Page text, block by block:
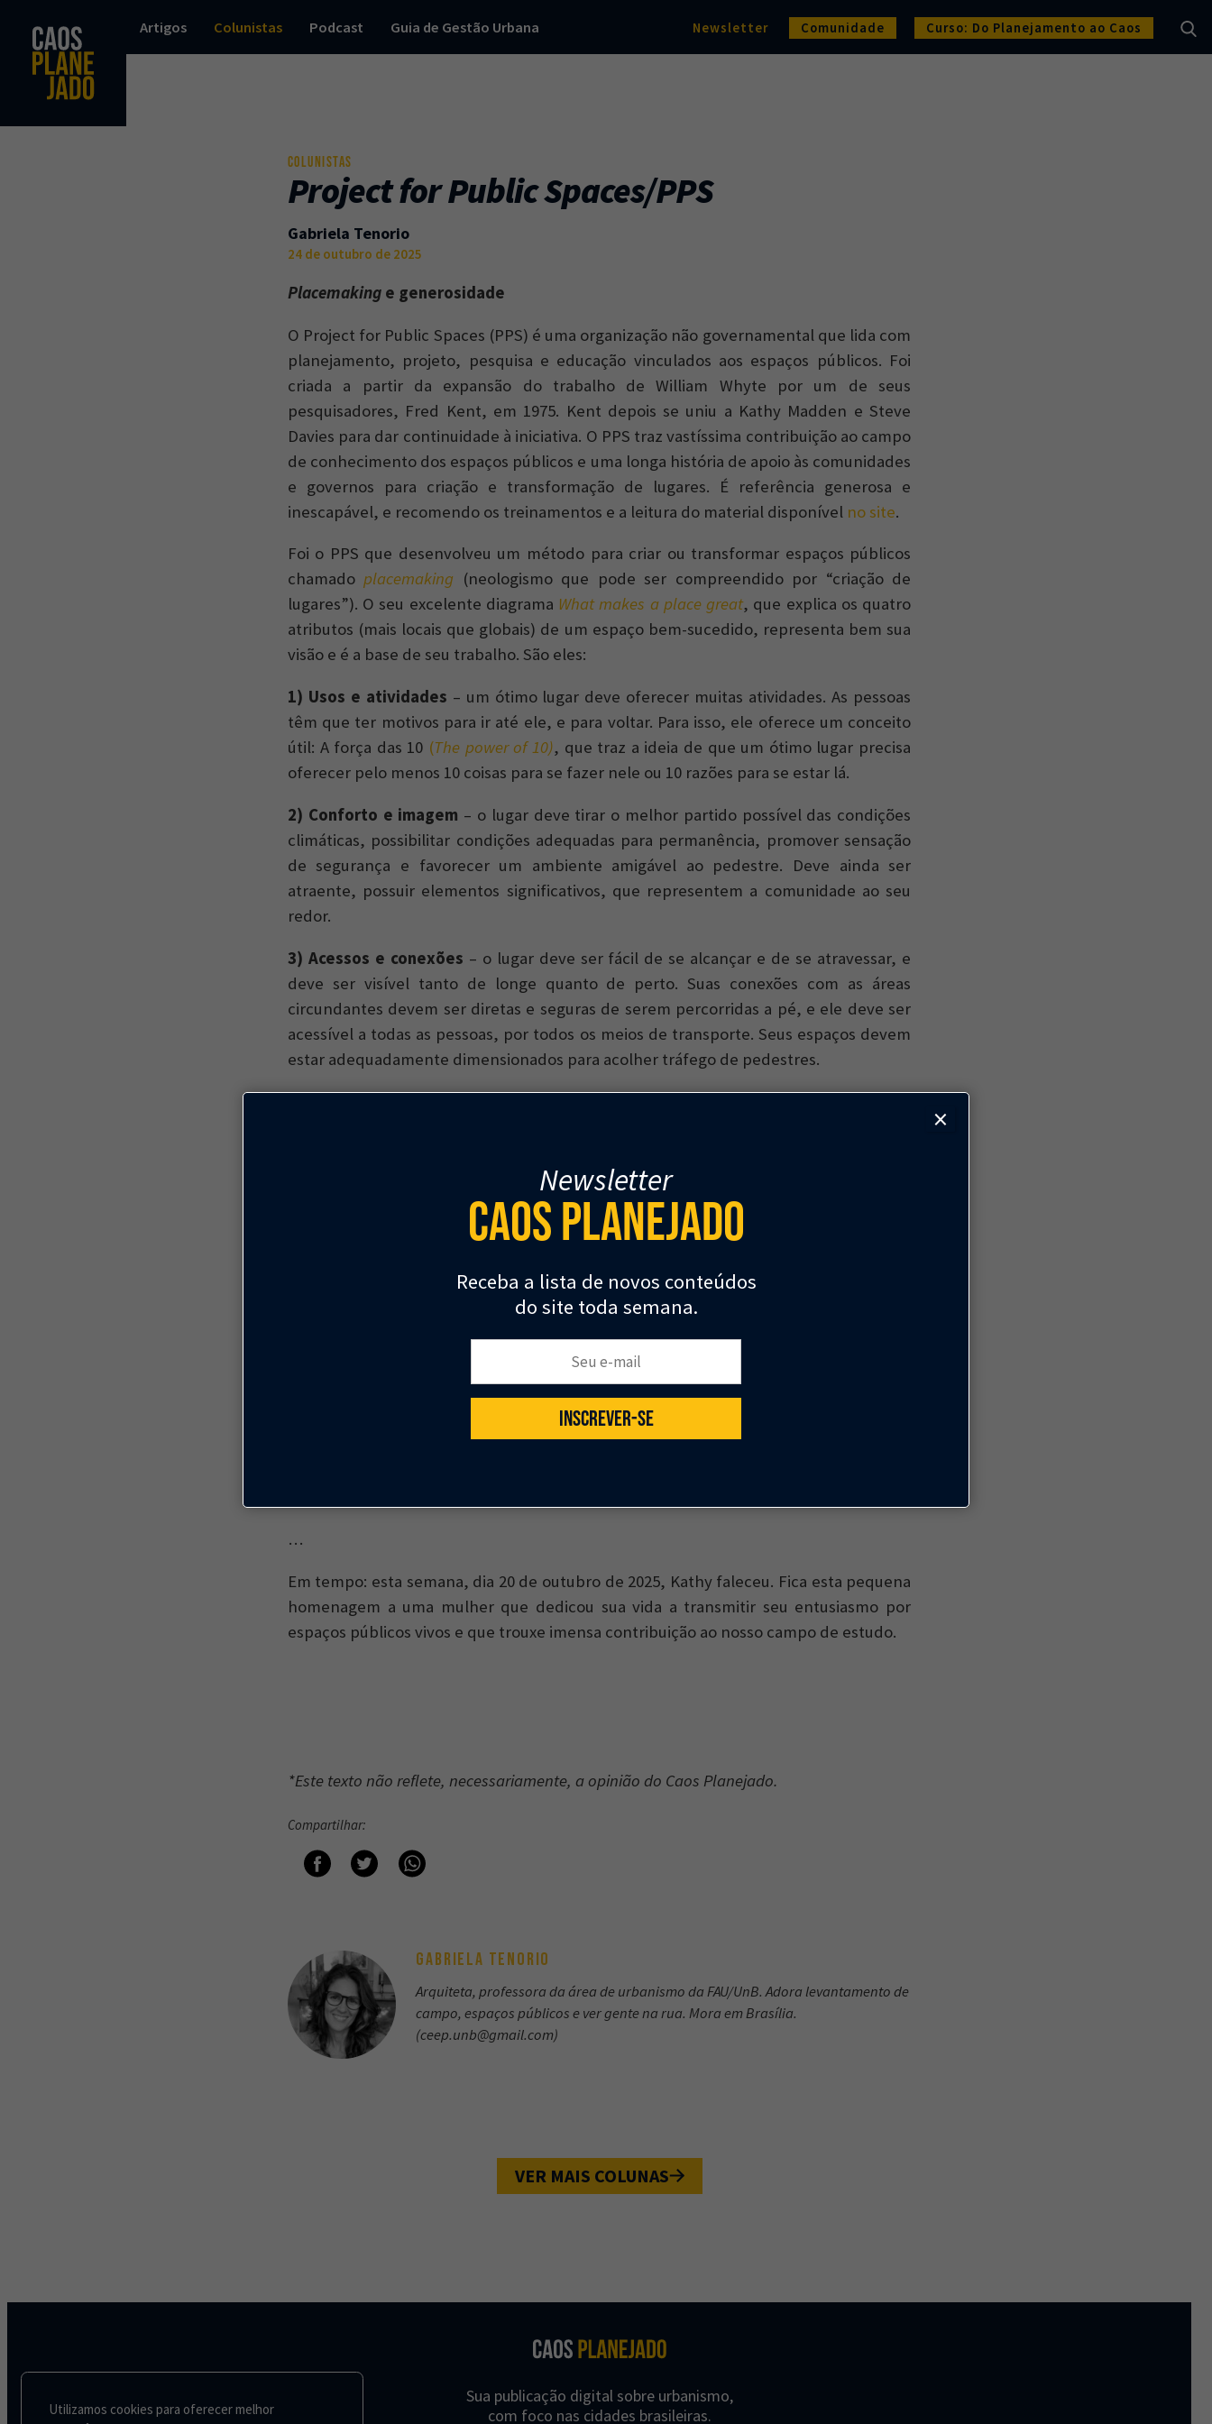
Artigos Colunistas Podcast Guia de Gestão Urbana Newsletter Comunidade Curso: Do Planejamento ao Caos
Utilizamos cookies para oferecer melhor
COLUNISTAS
Project for Public Spaces/PPS
Gabriela Tenorio
24 de outubro de 2025
Placemakinge generosidade
O Project for Public Spaces (PPS) é uma organização não governamental que lida com
planejamento, projeto, pesquisa e educação vinculados aos espaços públicos. Foi
criada a partir da expansão do trabalho de William Whyte por um de seus
pesquisadores, Fred Kent, em 1975. Kent depois se uniu a Kathy Madden e Steve
Davies para dar continuidade à iniciativa. O PPS traz vastíssima contribuição ao campo
de conhecimento dos espaços públicos e uma longa história de apoio às comunidades
e governos para criação e transformação de lugares. É referência generosa e
inescapável, e recomendo os treinamentos e a leitura do material disponível no site.
Foi o PPS que desenvolveu um método para criar ou transformar espaços públicos
chamadoplacemaking (neologismo que pode ser compreendido por “criação de
lugares”). O seu excelente diagrama What makes a place great, que explica os quatro
atributos (mais locais que globais) de um espaço bem-sucedido, representa bem sua
visão e é a base de seu trabalho. São eles:
1) Usos e atividades – um ótimo lugar deve oferecer muitas atividades. As pessoas
têm que ter motivos para ir até ele, e para voltar. Para isso, ele oferece um conceito
útil: A força das 10 (The power of 10), que traz a ideia de que um ótimo lugar precisa
oferecer pelo menos 10 coisas para se fazer nele ou 10 razões para se estar lá.
2) Conforto e imagem – o lugar deve tirar o melhor partido possível das condições
climáticas, possibilitar condições adequadas para permanência, promover sensação
de segurança e favorecer um ambiente amigável ao pedestre. Deve ainda ser
atraente, possuir elementos significativos, que representem a comunidade ao seu
redor.
3) Acessos e conexões – o lugar deve ser fácil de se alcançar e de se atravessar, e
deve ser visível tanto de longe quanto de perto. Suas conexões com as áreas
circundantes devem ser diretas e seguras de serem percorridas a pé, e ele deve ser
acessível a todas as pessoas, por todos os meios de transporte. Seus espaços devem
estar adequadamente dimensionados para acolher tráfego de pedestres.
demonstrando afeto. Deve haver uma proporção especialmente alta de mulheres, já
que elas tendem a ser mais seletivas com os lugares. Deve haver gente de todas as
faixas etárias. Deve haver uma diversidade de pessoas que reflita a comunidade onde
Em 2010, fiz dois cursos oferecidos por eles:Streets as places(Ruas como lugares), e
(Como transformar um lugar). Foram, para mim,
absolutamente revolucionários: além da experiência de conhecer Nova York, cidade
sede da organização, conheci seus conceitos e métodos de projeto, educação
urbanística e engajamento comunitário; aprendi técnicas de levantamento, ampliei
imensamente meu repertório, e, sobretudo, tive contato com aquelas pessoas
fabulosas, idealistas, acessíveis e inspiradoras que criaram e, à época, ainda geriam a
…
Em tempo: esta semana, dia 20 de outubro de 2025, Kathy faleceu. Fica esta pequena
homenagem a uma mulher que dedicou sua vida a transmitir seu entusiasmo por
espaços públicos vivos e que trouxe imensa contribuição ao nosso campo de estudo.
*Este texto não reflete, necessariamente, a opinião do Caos Planejado.
Compartilhar:
GABRIELA TENORIO
Arquiteta, professora da área de urbanismo da FAU/UnB. Adora levantamento de
campo, espaços públicos e ver gente na rua. Mora em Brasília.
(ceep.unb@gmail.com)
VER MAIS COLUNAS
Sua publicação digital sobre urbanismo,
com foco nas cidades brasileiras.
Newsletter
Caos Planejado
Receba a lista de novos conteúdos
do site toda semana.
INSCREVER-SE
×